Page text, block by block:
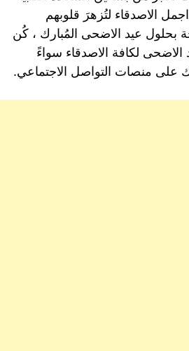
الاصدقاء لتُزهرَ قلوبهم
بحلول عيد الاضحى المُبارك ، كُن
الاضحى لكافة الاصدقاء سواءً
على منصات التواصل الاجتماعي.